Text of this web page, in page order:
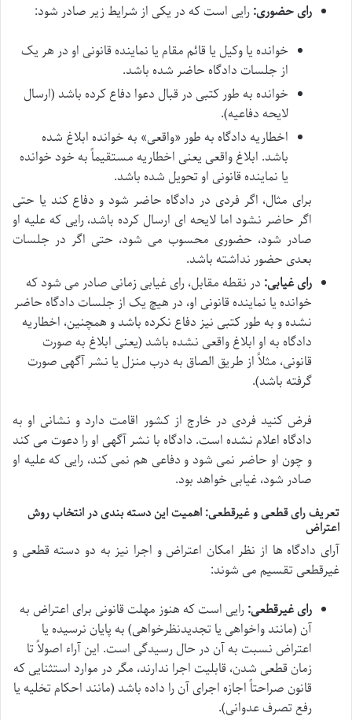
رای حضوری:رایی است که در یکی از شرایط زیر صادر شود:
خوانده یا وکیل یا قائم مقام یا نماینده قانونی او در هر یک
از جلسات دادگاه حاضر شده باشد.
خوانده به طور کتبی در قبال دعوا دفاع کرده باشد (ارسال
لایحه دفاعیه).
اخطاریه دادگاه به طور «واقعی» به خوانده ابلاغ شده
باشد. ابلاغ واقعی یعنی اخطاریه مستقیماً به خود خوانده
یا نماینده قانونی او تحویل شده باشد.
برای مثال، اگر فردی در دادگاه حاضر شود و دفاع کند یا حتی
اگر حاضر نشود اما لایحه ای ارسال کرده باشد، رایی که علیه او
صادر شود، حضوری محسوب می شود، حتی اگر در جلسات
بعدی حضور نداشته باشد.
رای غیابی: در نقطه مقابل، رای غیابی زمانی صادر می شود که
خوانده یا نماینده قانونی او، در هیچ یک از جلسات دادگاه حاضر
نشده و به طور کتبی نیز دفاع نکرده باشد و همچنین، اخطاریه
دادگاه به او ابلاغ واقعی نشده باشد (یعنی ابلاغ به صورت
قانونی، مثلاً از طریق الصاق به درب منزل یا نشر آگهی صورت
گرفته باشد).
فرض کنید فردی در خارج از کشور اقامت دارد و نشانی او به
دادگاه اعلام نشده است. دادگاه با نشر آگهی او را دعوت می کند
و چون او حاضر نمی شود و دفاعی هم نمی کند، رایی که علیه او
صادر شود، غیابی خواهد بود.
تعریف رای قطعی و غیرقطعی: اهمیت این دسته بندی در انتخاب روش
اعتراض
آرای دادگاه ها از نظر امکان اعتراض و اجرا نیز به دو دسته قطعی و
غیرقطعی تقسیم می شوند:
رای غیرقطعی:رایی است که هنوز مهلت قانونی برای اعتراض به
آن (مانند واخواهی یا تجدیدنظرخواهی) به پایان نرسیده یا
اعتراض نسبت به آن در حال رسیدگی است. این آراء اصولاً تا
زمان قطعی شدن، قابلیت اجرا ندارند، مگر در موارد استثنایی که
قانون صراحتاً اجازه اجرای آن را داده باشد (مانند احکام تخلیه یا
رفع تصرف عدوانی).